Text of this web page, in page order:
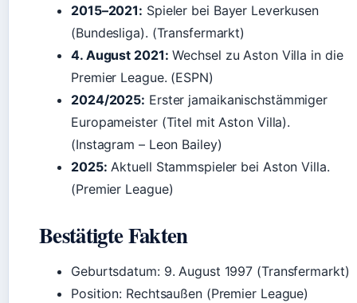
2015–2021: Spieler bei Bayer Leverkusen
(Bundesliga). (Transfermarkt)
4. August 2021: Wechsel zu Aston Villa in die
Premier League. (ESPN)
2024/2025: Erster jamaikanischstämmiger
Europameister (Titel mit Aston Villa).
(Instagram – Leon Bailey)
2025: Aktuell Stammspieler bei Aston Villa.
(Premier League)
Bestätigte Fakten
Geburtsdatum: 9. August 1997 (Transfermarkt)
Position: Rechtsaußen (Premier League)